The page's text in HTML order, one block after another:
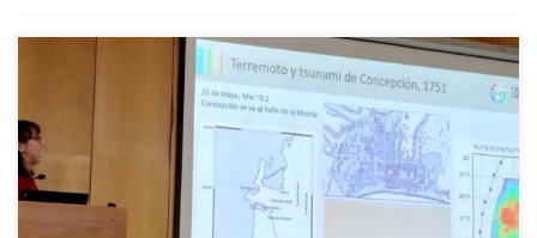
Con una exposición sobre terremotos y tsunamis de la académica de
Geofísica UdeC Dra. Ignacia Calisto Burgos, el Hospital Las Higueras de
Talcahuano desarrolló este mes el Segundo Seminario de […]